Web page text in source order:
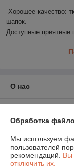
Хорошее качество:
шапок.
Доступные приятные
О нас
График работы
Обработка
Мы используем
пользователей
рекомендаций. Вы
отключить их.